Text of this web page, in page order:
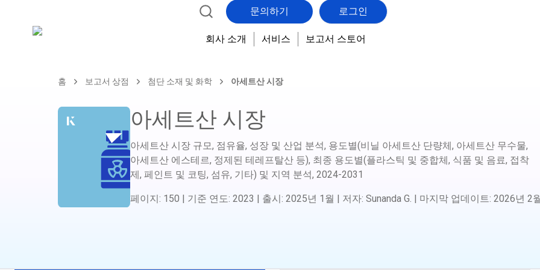
문의하기 로그인
회사 소개 서비스 보고서 스토어
홈 보고서 상점 첨단 소재 및 화학 아세트산 시장
아세트산 시장
아세트산 시장 규모, 점유율, 성장 및 산업 분석, 용도별(비닐 아세트산 단량체, 아세트산 무수물,
아세트산 에스테르, 정제된 테레프탈산 등), 최종 용도별(플라스틱 및 중합체, 식품 및 음료, 접착
제, 페인트 및 코팅, 섬유, 기타) 및 지역 분석, 2024-2031
페이지 : 150 기준 연도: 2023 출시 : 2025년 1월 저자: Sunanda G. 마지막 업데이트: 2026년 2